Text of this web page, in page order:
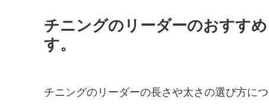
チニングのリーダーのおすす
す。
チニングのリーダーの長さや太さの選び方につ